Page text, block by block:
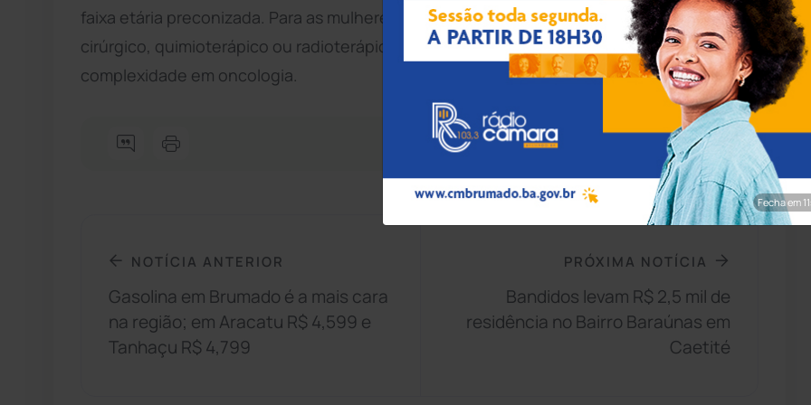
faixa etária preconizada. Para as mulheres com diagnóstico positivo, o tratamento
cirúrgico, quimioterápico ou radioterápico será realizado em unidades de alta
complexidade em oncologia.
NOTÍCIA ANTERIOR
Gasolina em Brumado é a mais cara
na região; em Aracatu R$ 4,599 e
Tanhaçu R$ 4,799
PRÓXIMA NOTÍCIA
Bandidos levam R$ 2,5 mil de
residência no Bairro Baraúnas em
Caetité
Fecha em